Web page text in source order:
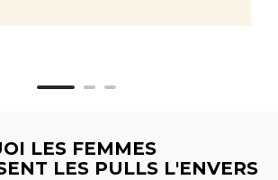
LES FEMMES
LES PULLS L'ENVERS